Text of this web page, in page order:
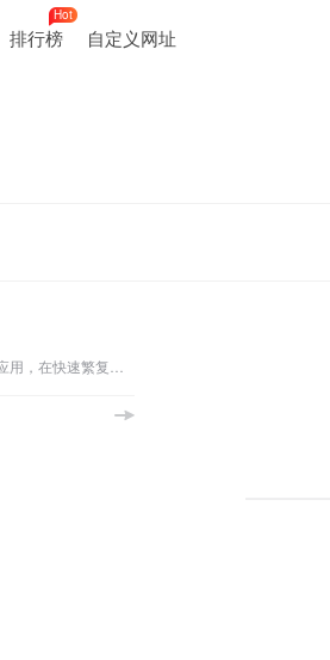
排行榜
Hot
自定义网址